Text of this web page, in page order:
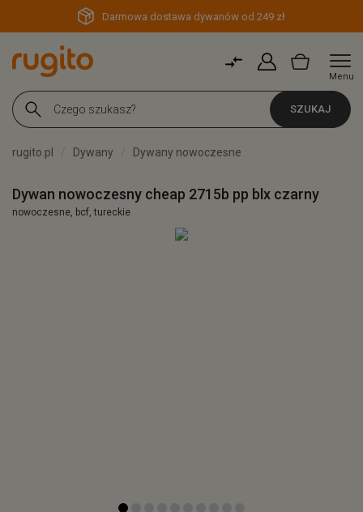
Darmowa dostawa dywanów od 249 zł
Menu
SZUKAJ
rugito.pl Dywany Dywany nowoczesne
Dywan nowoczesny cheap 2715b pp blx czarny
nowoczesne, bcf, tureckie